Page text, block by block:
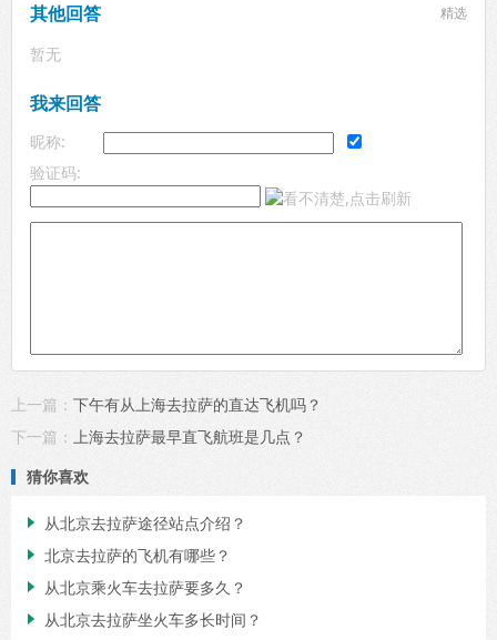
其他回答 精选
暂无
我来回答
昵称:
验证码:
上一篇： 下午有从上海去拉萨的直达飞机吗？
下一篇： 上海去拉萨最早直飞航班是几点？
猜你喜欢
 从北京去拉萨途径站点介绍？
 北京去拉萨的飞机有哪些？
 从北京乘火车去拉萨要多久？
 从北京去拉萨坐火车多长时间？